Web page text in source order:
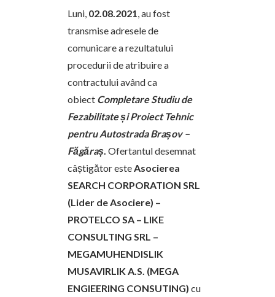
Luni, 02.08.2021, au fost
transmise adresele de
comunicare a rezultatului
procedurii de atribuire a
contractului având ca
obiect Completare Studiu de
Fezabilitate și Proiect Tehnic
pentru Autostrada Brașov –
Făgăraș. Ofertantul desemnat
câștigător esteAsocierea
SEARCH CORPORATION SRL
(Lider de Asociere) –
PROTELCO SA – LIKE
CONSULTING SRL –
MEGAMUHENDISLIK
MUSAVIRLIK A.S. (MEGA
ENGIEERING CONSUTING) cu